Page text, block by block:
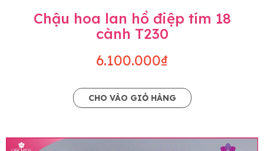
Chậu hoa lan hồ điệp tím 18
cành T230
6.100.000₫
CHO VÀO GIỎ HÀNG